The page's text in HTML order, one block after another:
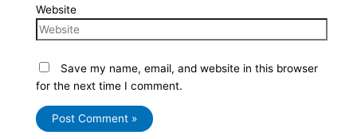
Website
Save my name, email, and website in this browser
for the next time I comment.